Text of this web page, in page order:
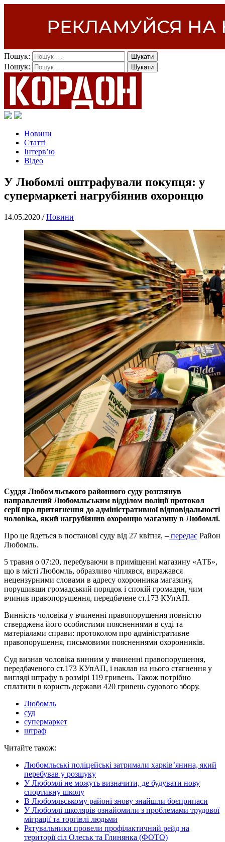
Пошук:
Пошук:
Новини
Статті
Інтерв’ю
Відео
У Любомлі оштрафували покупця: у
супермаркеті нагрубіянив охоронцю
14.05.2020 /Новини
Суддя Любомльського районного суду розглянув
направлений Любомльським відділом поліції протокол
серії про притягнення до адміністративної відповідальності
чоловіка, який нагрубіянив охоронцю магазину в Любомлі.
Про це йдеться в постанові суду від 27 квітня, – передає Район
Любомль.
5 травня о 07:20, перебуваючи в приміщенні магазину «АТБ»,
що в місті Любомль, образливо чіплявся, виражався
нецензурними словами в адресу охоронника магазину,
порушивши громадський порядок і спокій громадян, чим
вчинив правопорушення, передбачене ст.173 КУпАП.
Винність чоловіка у вчиненні правопорушення повністю
стверджена його особистими поясненнями в суді та
матеріалами справи: протоколом про адміністративне
правопорушення, письмовими поясненнями охоронників.
Суд визнав чоловіка винним у вчиненні правопорушення,
передбаченого ст.173 КУпАП, і наклав на нього стягнення у
вигляді штрафу в розмірі 119 гривень. Також потрібно
сплатити в користь держави 420 гривень судового збору.
Любомль
суд
супермаркет
штраф
Читайте також:
Любомльські поліцейські затримали харків’янина, який
перебував у розшуку
У Любомлі не можуть визначити, де будувати нову
спортивну школу
В Любомльському районі знову знайшли боєприпаси
У Любомлі школярів ознайомили з проблемами трудової
міграції та торгівлі людьми
Рятувальники провели профілактичний рейд на
території сіл Олеськ та Глинянка (ФОТО)